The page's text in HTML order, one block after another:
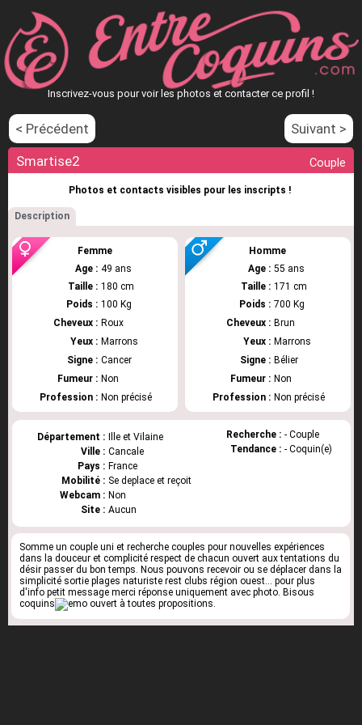
Inscrivez-vous pour voir les photos et contacter ce profil !
< Précédent
Suivant >
Smartise2
Couple
Photos et contacts visibles pour les inscripts !
Description
Femme
Age : 49 ans
Taille : 180 cm
Poids : 100 Kg
Cheveux : Roux
Yeux : Marrons
Signe : Cancer
Fumeur : Non
Profession : Non précisé
Homme
Age : 55 ans
Taille : 171 cm
Poids : 700 Kg
Cheveux : Brun
Yeux : Marrons
Signe : Bélier
Fumeur : Non
Profession : Non précisé
Département :
Ille et Vilaine
Ville : Cancale
Pays : France
Mobilité : Se deplace et reçoit
Webcam : Non
Site : Aucun
Recherche : - Couple
Tendance : - Coquin(e)
Somme un couple uni et recherche couples pour nouvelles expériences
dans la douceur et complicité respect de chacun ouvert aux tentations du
désir passer du bon temps. Nous pouvons recevoir ou se déplacer dans la
simplicité sortie plages naturiste rest clubs région ouest... pour plus
d'info petit message merci réponse uniquement avec photo. Bisous
coquins
ouvert à toutes propositions.